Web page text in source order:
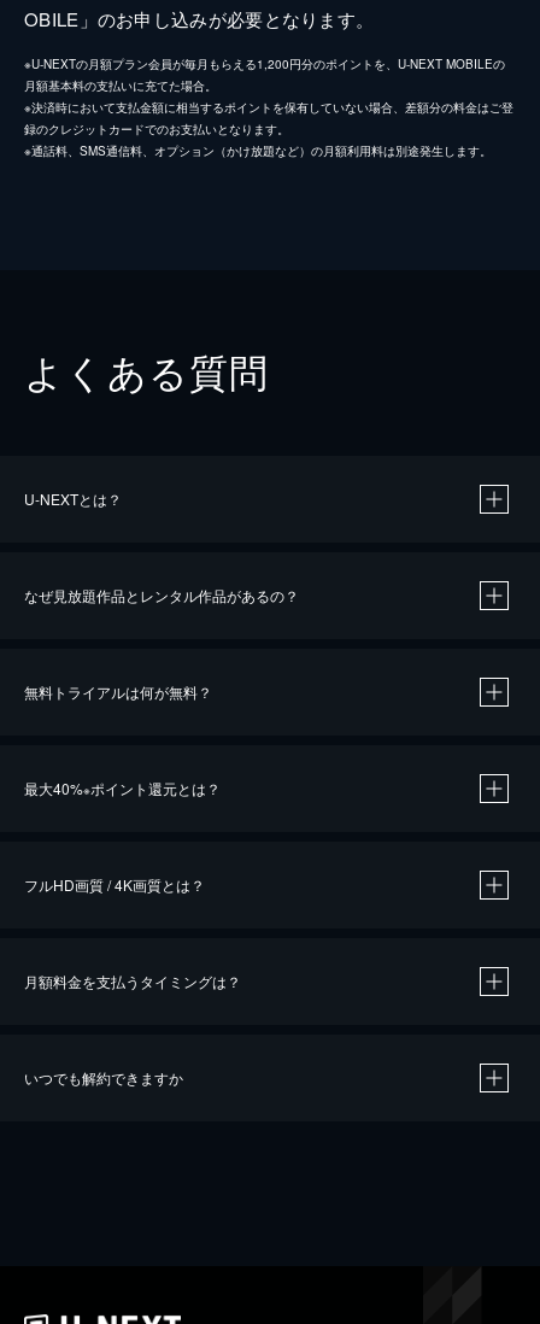
OBILE」のお申し込みが必要となります。
※U-NEXTの月額プラン会員が毎月もらえる1,200円分のポイントを、U-NEXT MOBILEの
月額基本料の支払いに充てた場合。
※決済時において支払金額に相当するポイントを保有していない場合、差額分の料金はご登
録のクレジットカードでのお支払いとなります。
※通話料、SMS通信料、オプション（かけ放題など）の月額利用料は別途発生します。
よくある質問
U-NEXTとは？
なぜ見放題作品とレンタル作品があるの？
無料トライアルは何が無料？
最大40%※ポイント還元とは？
※40％ポイント還元の対象は、クレジットカード決済による作品の購入 / レンタルです。
iOSアプリのUコイン決済による作品の購入 / レンタルは、20％のポイント還元です。
フルHD画質 / 4K画質とは？
月額料金を支払うタイミングは？
いつでも解約できますか